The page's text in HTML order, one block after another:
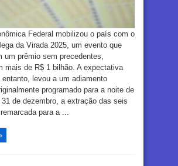
Federal mobilizou o país com o
da Virada 2025, um evento que
um prêmio sem precedentes,
mais de R$ 1 bilhão. A expectativa
levou a um adiamento
programado para a noite de
de dezembro, a extração das seis
para a ...